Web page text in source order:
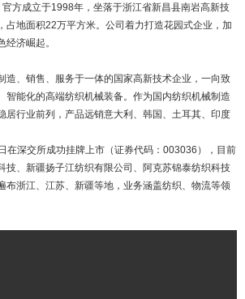
方成立于1998年，坐落于浙江省新昌县南岩高新技
占地面积22万平方米。公司着力打造花园式企业，加
经济崛起。
造、销售、服务于一体的国家高新技术企业，一向致
智能化的高端纺织机械装备。作为国内纺织机械制造
居行业前列，产品远销意大利、韩国、土耳其、印度
在深交所成功挂牌上市（证券代码：003036），目前
技、新疆扬子江纺织有限公司、阿克苏锦泰纺织科技
布浙江、江苏、新疆等地，业务涵盖纺织、物流等领